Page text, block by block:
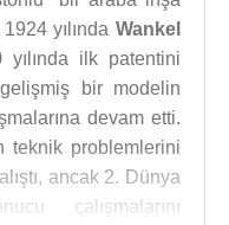
yılında Wankel
yılında ilk patentini
bir modelin
devam etti.
teknik problemlerini
ancak 2. Dünya
çalışmalarını